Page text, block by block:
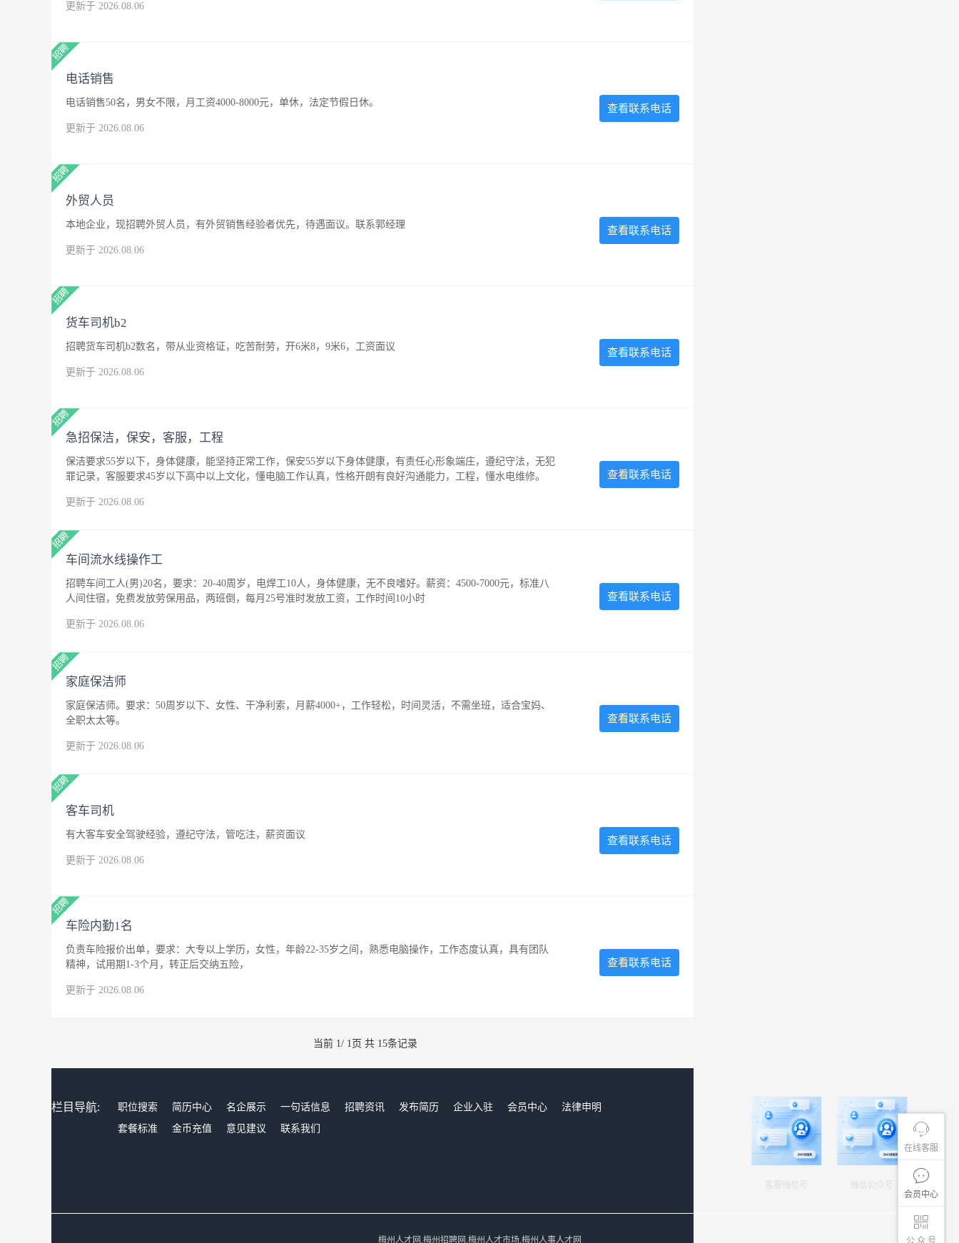
在线客服
会员中心
公 众 号
更新于 2026.08.06
电话销售
电话销售50名，男女不限，月工资4000-8000元，单休，法定节假日休。
更新于 2026.08.06
查看联系电话
外贸人员
本地企业，现招聘外贸人员，有外贸销售经验者优先，待遇面议。联系郭经理
更新于 2026.08.06
查看联系电话
货车司机b2
招聘货车司机b2数名，带从业资格证，吃苦耐劳，开6米8，9米6，工资面议
更新于 2026.08.06
查看联系电话
急招保洁，保安，客服，工程
保洁要求55岁以下，身体健康，能坚持正常工作，保安55岁以下身体健康，有责任心形象端庄，遵纪守法，无犯
罪记录，客服要求45岁以下高中以上文化，懂电脑工作认真，性格开朗有良好沟通能力，工程，懂水电维修。
更新于 2026.08.06
查看联系电话
车间流水线操作工
招聘车间工人(男)20名，要求：20-40周岁，电焊工10人，身体健康，无不良嗜好。薪资：4500-7000元，标准八
人间住宿，免费发放劳保用品，两班倒，每月25号准时发放工资，工作时间10小时
更新于 2026.08.06
查看联系电话
家庭保洁师
家庭保洁师。要求：50周岁以下、女性、干净利索，月薪4000+，工作轻松，时间灵活，不需坐班，适合宝妈、
全职太太等。
更新于 2026.08.06
查看联系电话
客车司机
有大客车安全驾驶经验，遵纪守法，管吃注，薪资面议
更新于 2026.08.06
查看联系电话
车险内勤1名
负责车险报价出单，要求：大专以上学历，女性，年龄22-35岁之间，熟悉电脑操作，工作态度认真，具有团队
精神，试用期1-3个月，转正后交纳五险，
更新于 2026.08.06
查看联系电话
当前 1/ 1页 共 15条记录
栏目导航: 职位搜索 简历中心 名企展示 一句话信息 招聘资讯 发布简历 企业入驻 会员中心
法律申明
套餐标准
金币充值 意见建议 联系我们
客服微信号
梅州人才网,梅州招聘网,梅州人才市场,梅州人事人才网